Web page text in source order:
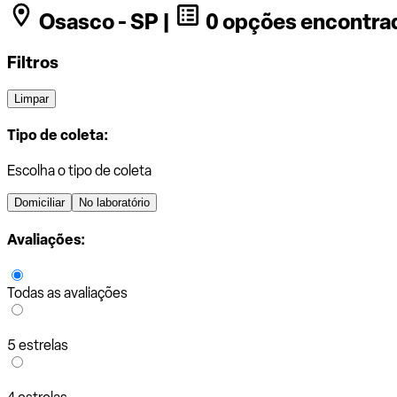
Osasco - SP | 0 opções
Filtros
Limpar
Tipo de coleta:
Escolha o tipo de coleta
Domiciliar No laboratório
Avaliações:
Todas as avaliações
5 estrelas